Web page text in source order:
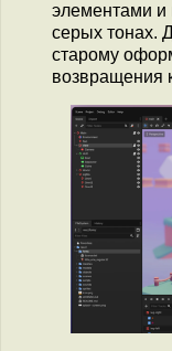
элементами и
серых тонах.
старому
возвращения